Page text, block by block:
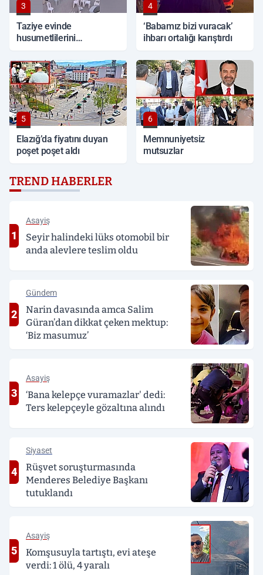
3
Taziye evinde
husumetlilerini
4
‘Babamız bizi vuracak’
ihbarı ortalığı karıştırdı
5
Elazığ’da fiyatını duyan
poşet poşet aldı
6
Memnuniyetsiz
mutsuzlar
TREND HABERLER
1
Asayiş
Seyir halindeki lüks otomobil bir
anda alevlere teslim oldu
2
Gündem
Narin davasında amca Salim
Güran’dan dikkat çeken mektup:
‘Biz masumuz’
3
Asayiş
‘Bana kelepçe vuramazlar' dedi:
Ters kelepçeyle gözaltına alındı
4
Siyaset
Rüşvet soruşturmasında
Menderes Belediye Başkanı
tutuklandı
5
Asayiş
Komşusuyla tartıştı, evi ateşe
verdi: 1 ölü, 4 yaralı